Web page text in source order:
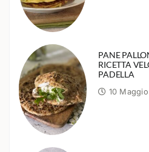
PANE
RICETTA
PADELLA
10